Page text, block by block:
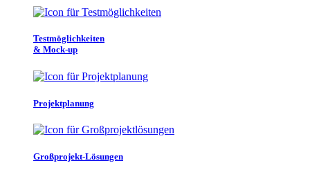
Testmöglichkeiten
& Mock-up
Projektplanung
Großprojekt-Lösungen